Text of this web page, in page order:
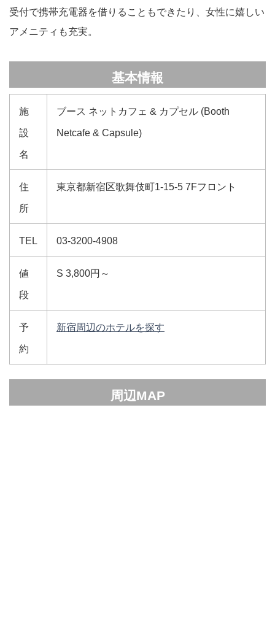
受付で携帯充電器を借りることもできたり、女性に嬉しい
アメニティも充実。
基本情報
施
設
名
ブース ネットカフェ & カプセル (Booth
Netcafe & Capsule)
住
所
東京都新宿区歌舞伎町1-15-5 7Fフロント
TEL 03-3200-4908
値
段
S 3,800円～
予
約
新宿周辺のホテルを探す
周辺MAP